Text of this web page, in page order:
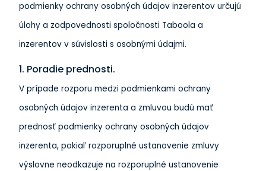
podmienky ochrany osobných údajov inzerentov určujú
úlohy a zodpovednosti spoločnosti Taboola a
inzerentov v súvislosti s osobnými údajmi.
1. Poradie prednosti.
V prípade rozporu medzi podmienkami ochrany
osobných údajov inzerenta a zmluvou budú mať
prednosť podmienky ochrany osobných údajov
inzerenta, pokiaľ rozporuplné ustanovenie zmluvy
výslovne neodkazuje na rozporuplné ustanovenie